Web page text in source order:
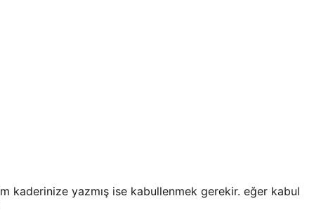
kaderinize yazmış ise kabullenmek gerekir. eğer kabul